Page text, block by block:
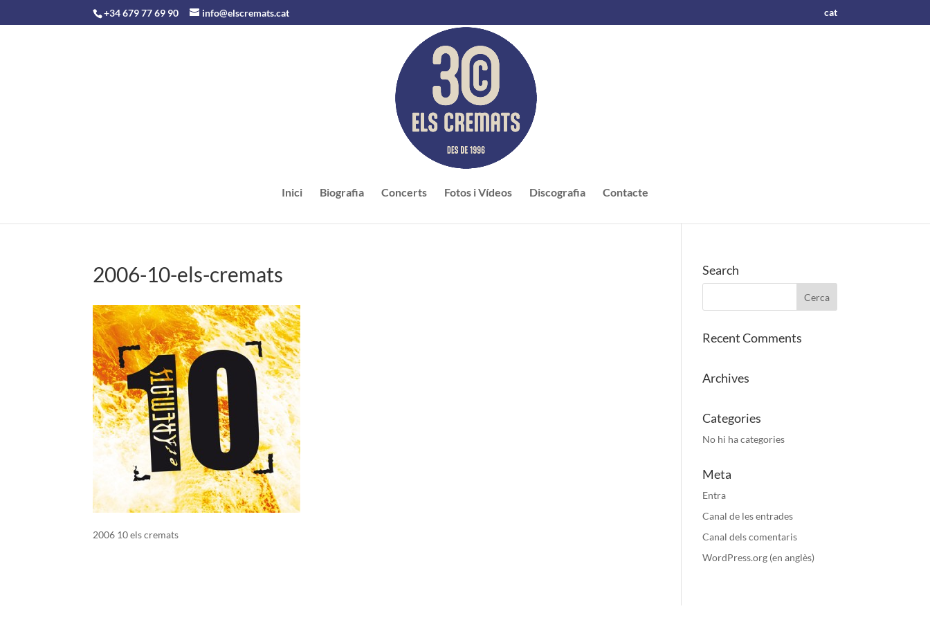
+34 679 77 69 90 info@elscremats.cat cat
Inici Biografia Concerts Fotos i Vídeos Discografia Contacte
2006-10-els-cremats
2006 10 els cremats
Search
Recent Comments
Archives
Categories
No hi ha categories
Meta
Entra
Canal de les entrades
Canal dels comentaris
WordPress.org (en anglès)